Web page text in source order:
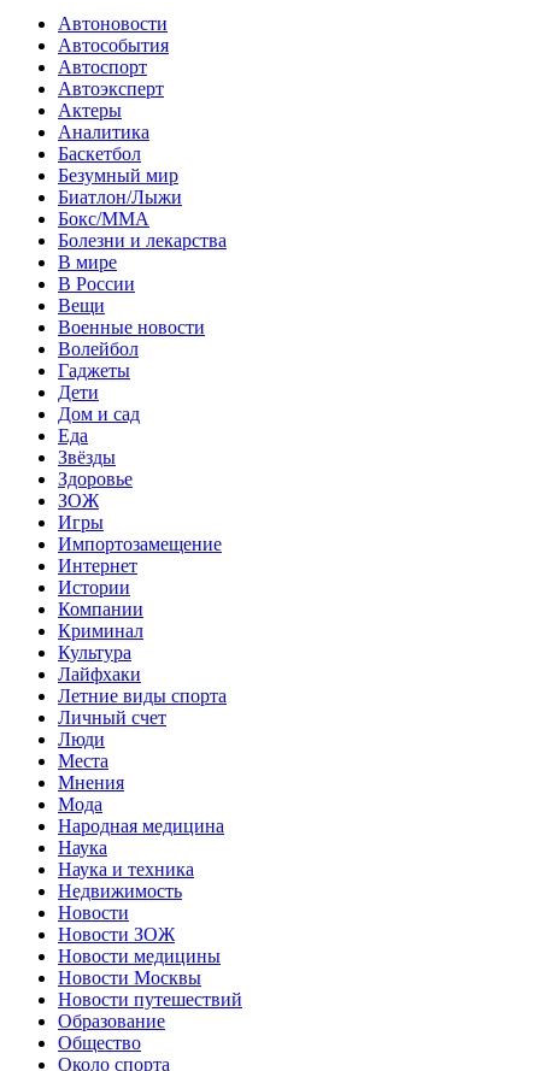
Автоновости
Автособытия
Автоспорт
Автоэксперт
Актеры
Аналитика
Баскетбол
Безумный мир
Биатлон/Лыжи
Бокс/MMA
Болезни и лекарства
В мире
В России
Вещи
Военные новости
Волейбол
Гаджеты
Дети
Дом и сад
Еда
Звёзды
Здоровье
ЗОЖ
Игры
Импортозамещение
Интернет
Истории
Компании
Криминал
Культура
Лайфхаки
Летние виды спорта
Личный счет
Люди
Места
Мнения
Мода
Народная медицина
Наука
Наука и техника
Недвижимость
Новости
Новости ЗОЖ
Новости медицины
Новости Москвы
Новости путешествий
Образование
Общество
Около спорта